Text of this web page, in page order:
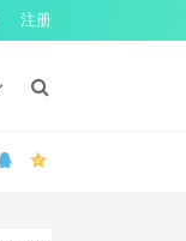
注册